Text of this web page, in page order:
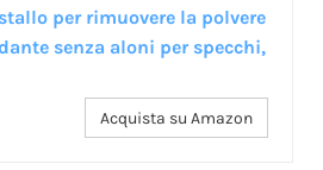
per rimuovere la polvere
senza aloni per specchi,
Acquista su Amazon